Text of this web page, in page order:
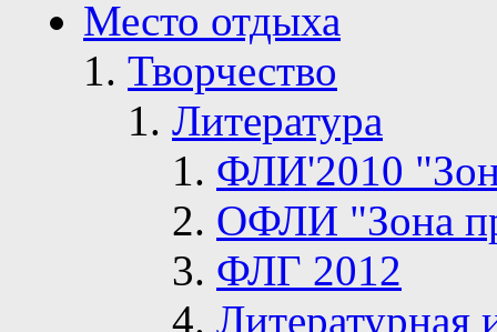
Место отдыха
Творчество
Литература
ФЛИ'2010
ОФЛИ "Зона
ФЛГ 2012